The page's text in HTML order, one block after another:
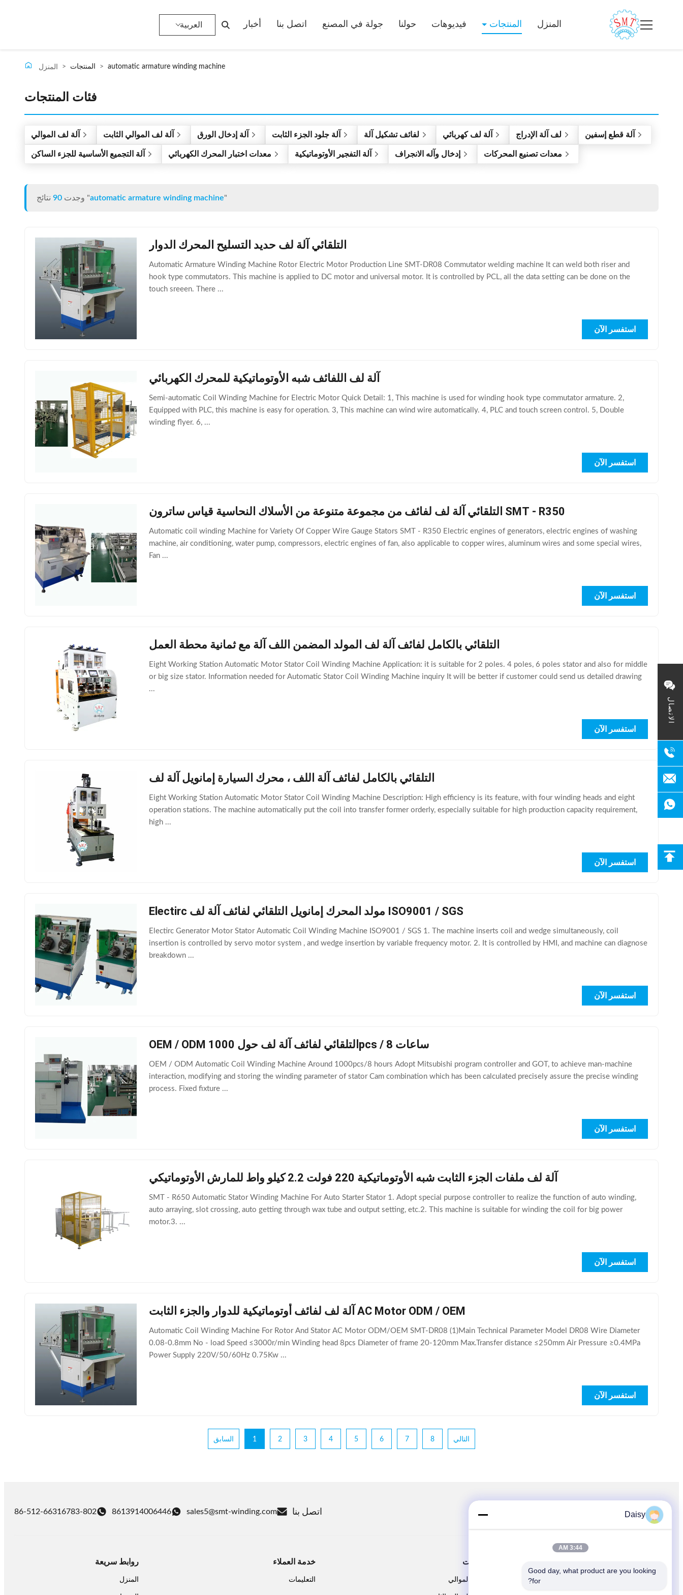
الاتصال
المنزل المنتجات فيديوهات حولنا جولة في المصنع اتصل بنا أخبار العربية
المنزل > المنتجات > automatic armature winding machine
فئات المنتجات
آلة لف الموالي آلة لف الموالي الثابت آلة إدخال الورق آلة جلود الجزء الثابت لفائف تشكيل آلة آلة لف كهربائي لف آلة الإدراج
آلة قطع إسفين
آلة التجميع الأساسية للجزء الساكن
معدات اختبار المحرك الكهربائي آلة التفجير الأوتوماتيكية إدخال وآله الانجراف معدات تصنيع المحركات
وجدت 90 نتائج "automatic armature winding machine"
التلقائي آلة لف حديد التسليح المحرك الدوار
Automatic Armature Winding Machine Rotor Electric Motor Production Line SMT-DR08 Commutator welding machine It can weld both riser and
hook type commutators. This machine is applied to DC motor and universal motor. It is controlled by PCL, all the data setting can be done on the
touch sreeen. There ...
استفسر الآن
آلة لف اللفائف شبه الأوتوماتيكية للمحرك الكهربائي
Semi-automatic Coil Winding Machine for Electric Motor Quick Detail: 1, This machine is used for winding hook type commutator armature. 2,
Equipped with PLC, this machine is easy for operation. 3, This machine can wind wire automatically. 4, PLC and touch screen control. 5, Double
winding flyer. 6, ...
استفسر الآن
التلقائي آلة لف لفائف من مجموعة متنوعة من الأسلاك النحاسية قياس ساترون SMT - R350
Automatic coil winding Machine for Variety Of Copper Wire Gauge Stators SMT - R350​ Electric engines of generators, electric engines of washing
machine, air conditioning, water pump, compressors, electric engines of fan, also applicable to copper wires, aluminum wires and some special wires,
Fan ...
استفسر الآن
التلقائي بالكامل لفائف آلة لف المولد المضمن اللف آلة مع ثمانية محطة العمل
Eight Working Station Automatic Motor Stator Coil Winding Machine Application: it is suitable for 2 poles. 4 poles, 6 poles stator and also for middle
or big size stator. Information needed for Automatic Stator Coil Winding Machine inquiry It will be better if customer could send us detailed drawing
...
استفسر الآن
التلقائي بالكامل لفائف آلة اللف ، محرك السيارة إمانويل آلة لف
Eight Working Station Automatic Motor Stator Coil Winding Machine Description: High efficiency is its feature, with four winding heads and eight
operation stations. The machine automatically put the coil into transfer former orderly, especially suitable for high production capacity requirement,
high ...
استفسر الآن
Electirc مولد المحرك إمانويل التلقائي لفائف آلة لف ISO9001 / SGS
Electirc Generator Motor Stator Automatic Coil Winding Machine ISO9001 / SGS 1. The machine inserts coil and wedge simultaneously, coil
insertion is controlled by servo motor system , and wedge insertion by variable frequency motor. 2. It is controlled by HMI, and machine can diagnose
breakdown ...
استفسر الآن
OEM / ODM التلقائي لفائف آلة لف حول 1000pcs / 8 ساعات
OEM / ODM Automatic Coil Winding Machine Around 1000pcs/8 hours Adopt Mitsubishi program controller and GOT, to achieve man-machine
interaction, modifying and storing the winding parameter of stator Cam combination which has been calculated precisely assure the precise winding
process. Fixed fixture ...
استفسر الآن
آلة لف ملفات الجزء الثابت شبه الأوتوماتيكية 220 فولت 2.2 كيلو واط للمارش الأوتوماتيكي
SMT - R650 Automatic Stator Winding Machine For Auto Starter Stator 1. Adopt special purpose controller to realize the function of auto winding,
auto arraying, slot crossing, auto getting through wax tube and output setting, etc.2. This machine is suitable for winding the coil for big power
motor.3. ...
استفسر الآن
آلة لف لفائف أوتوماتيكية للدوار والجزء الثابت AC Motor ODM / OEM
Automatic Coil Winding Machine For Rotor And Stator AC Motor ODM/OEM SMT-DR08 (1)Main Technical Parameter Model DR08 Wire Diameter
0.08-0.8mm No - load Speed ≤3000r/min Winding head 8pcs Diameter of frame 20-120mm Max.Transfer distance ≤250mm Air Pressure ≥0.4MPa
Power Supply 220V/50/60Hz 0.75Kw ...
استفسر الآن
السابق 1 2 3 4 5 6 7 8 التالي
اتبعنا اتصل بنا sales5@smt-winding.com
8613914006446
86-512-66316783-802
المنتجات
آلة لف الموالي
خدمة العملاء
التعليمات
روابط سريعة
المنزل
Daisy
3:44 AM
Good day, what product are you looking
for?